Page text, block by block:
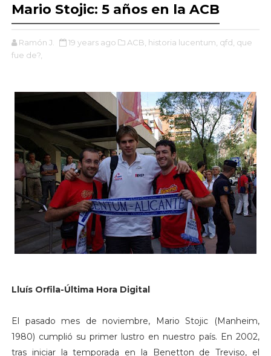
Mario Stojic: 5 años en la ACB
Ramón J. 19 years ago ACB, historia lucentum, qfd, que
fue de?,
Lluís Orfila-Última Hora Digital
El pasado mes de noviembre, Mario Stojic (Manheim,
1980) cumplió su primer lustro en nuestro país. En 2002,
tras iniciar la temporada en la Benetton de Treviso, el